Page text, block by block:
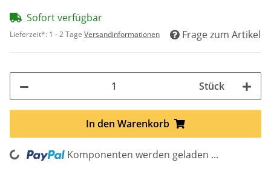
Sofort verfügbar
Lieferzeit*: 1 - 2 Tage Versandinformationen Frage zum Artikel
Stück
In den Warenkorb
Loading... Komponenten werden geladen ...